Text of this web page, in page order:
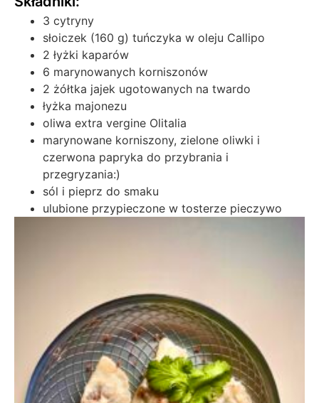
3 cytryny
słoiczek (160 g) tuńczyka w oleju Callipo
2 łyżki kaparów
6 marynowanych korniszonów
2 żółtka jajek ugotowanych na twardo
łyżka majonezu
oliwa extra vergine Olitalia
marynowane korniszony, zielone oliwki i
czerwona papryka do przybrania i
przegryzania:)
sól i pieprz do smaku
ulubione przypieczone w tosterze pieczywo